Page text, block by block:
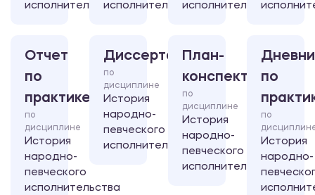
исполнительстваисполнительстваисполнительства
Отчет
по
практике
по
дисциплине
История
народно-
певческого
исполнительства
Диссертация
по
дисциплине
История
народно-
певческого
исполнительства
План-
конспект
по
дисциплине
История
народно-
певческого
исполнительства
по
по
История
народно-